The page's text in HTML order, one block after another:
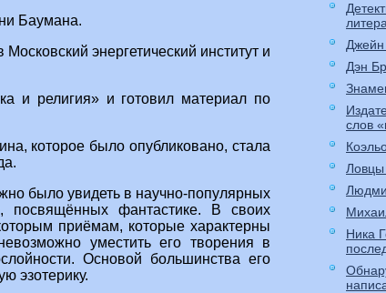
Баумана.
энергетический институт и
и религия» и готовил материал по
которое было опубликовано, стала
было увидеть в научно-популярных
посвящённых фантастике. В своих
приёмам, которые характерны
уместить его творения в
Основой большинства его
эзотерику.
Дэн
слов
Ловцы
Ника